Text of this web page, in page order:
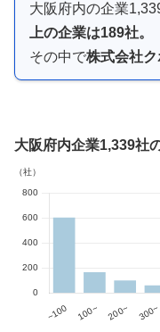
大阪府内の企業
上の企業は189社。
その中で株式会社ク
大阪府内企業1,339社